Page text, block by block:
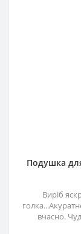
Подушка
Виріб
вчасно.